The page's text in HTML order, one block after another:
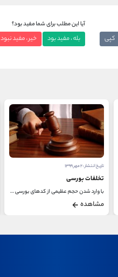
کپی
آیا این مطلب برای شما مفید بود؟
بله ، مفید بود خیر ، مفید نبود
تاریخ انتشار : ۲ مهر ۱۳۹۹
تخلفات بورسی
با وارد شدن حجم عظیمی از کدهای بورسی به بازار...
مشاهده